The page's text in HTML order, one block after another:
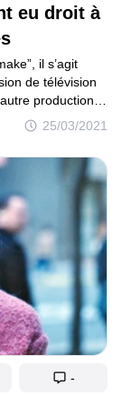
eu droit à
25/03/2021
il s’agit
de télévision
production
souvent mot
une approche
-